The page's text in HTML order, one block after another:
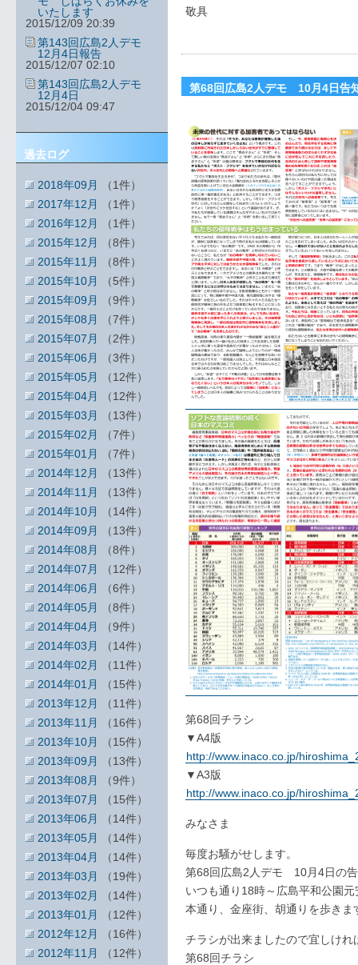
いたします
2015/12/09 20:39
第143回広島2人デモ
12月4日報告
2015/12/07 02:10
第143回広島2人デモ
12月4日
2015/12/04 09:47
過去ログ
2018年09月
（1件）
2017年12月
（1件）
2016年12月
（1件）
2015年12月
（8件）
2015年11月
（8件）
2015年10月
（5件）
2015年09月
（9件）
2015年08月
（7件）
2015年07月
（2件）
2015年06月
（3件）
2015年05月
（12件）
2015年04月
（12件）
2015年03月
（13件）
2015年02月
（7件）
2015年01月
（7件）
2014年12月
（13件）
2014年11月
（13件）
2014年10月
（14件）
2014年09月
（13件）
2014年08月
（8件）
2014年07月
（12件）
2014年06月
（6件）
2014年05月
（8件）
2014年04月
（9件）
2014年03月
（14件）
2014年02月
（11件）
2014年01月
（15件）
2013年12月
（11件）
2013年11月
（16件）
2013年10月
（15件）
2013年09月
（13件）
2013年08月
（9件）
2013年07月
（15件）
2013年06月
（14件）
2013年05月
（14件）
2013年04月
（14件）
2013年03月
（19件）
2013年02月
（14件）
2013年01月
（12件）
2012年12月
（16件）
2012年11月
（12件）
敬具
第68回広島2人デモ 10月4日告
第68回チラシ
▼A4版
http://www.inaco.co.jp/
▼A3版
http://www.inaco.co.jp/
みなさま
毎度お騒がせします。
第68回広島2人デモ 10月4日の
いつも通り18時～広島平和公園
本通り、金座街、胡通りを歩きま
チラシが出来ましたので宜しけれ
第68回チラシ